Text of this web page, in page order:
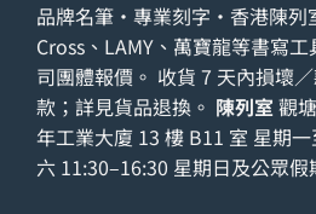
品牌名筆・專業刻字・香港陳列
Cross、LAMY、萬寶龍等書寫
司團體報價。 收貨 7 天內損壞
款；詳見貨品退換 。 陳列室 觀
年工業大廈 13 樓 B11 室 星期
六 11:30–16:30 星期日及公眾假